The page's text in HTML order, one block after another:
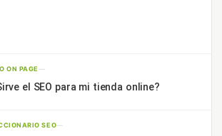
ON PAGE—
el SEO para mi tienda online?
SEO—